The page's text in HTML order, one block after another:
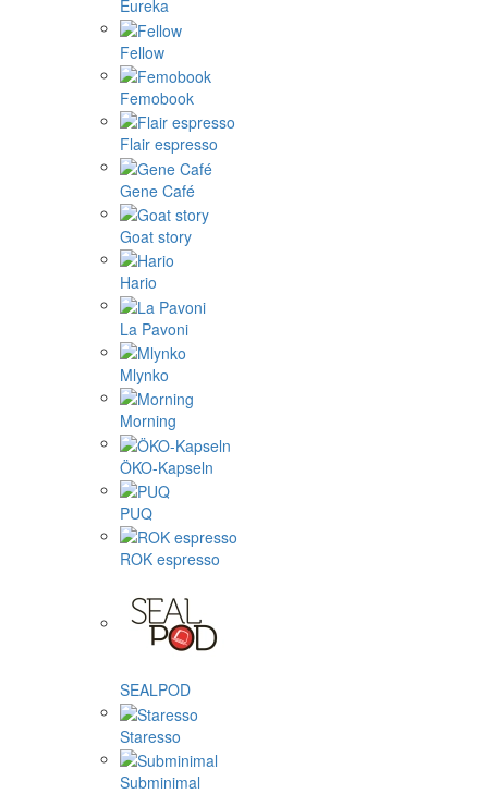
Eureka
Fellow
Femobook
Flair espresso
Gene Café
Goat story
Hario
La Pavoni
Mlynko
Morning
ÖKO-Kapseln
PUQ
ROK espresso
SEALPOD
Staresso
Subminimal